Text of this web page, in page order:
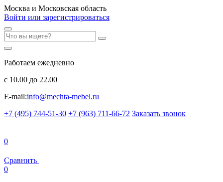
Москва и Московская область
Войти или зарегистрироваться
Работаем ежедневно
с 10.00 до 22.00
E-mail:info@mechta-mebel.ru
+7 (495) 744-51-30 +7 (963) 711-66-72 Заказать звонок
0
Сравнить
0